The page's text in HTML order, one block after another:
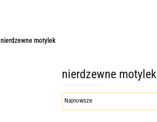
nierdzewne motylek
nierdzewne motylek